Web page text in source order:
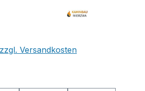
Versandkosten